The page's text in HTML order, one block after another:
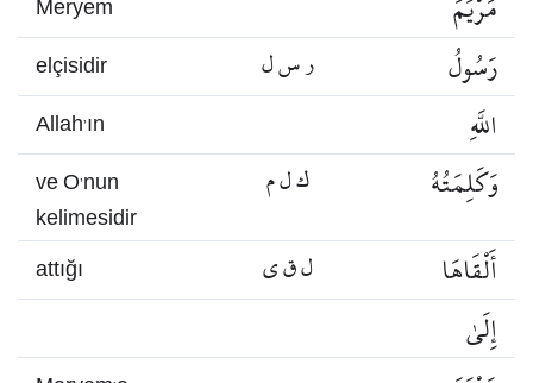
elçisidir ر س ل رَسُولُ
Allah’ın اللَّهِ
ve O’nun
kelimesidir
ك ل م وَكَلِمَتُهُ
attığı ل ق ي
أَلْقَاهَا
إِلَىٰ